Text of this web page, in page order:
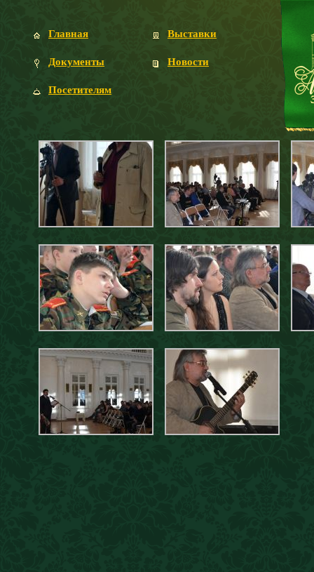
Главная
Документы
Посетителям
Выставки
Новости